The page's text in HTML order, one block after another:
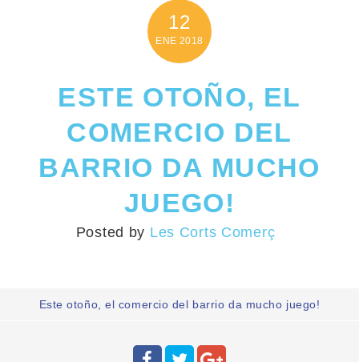
12
ENE 2018
ESTE OTOÑO, EL
COMERCIO DEL
BARRIO DA MUCHO
JUEGO!
Posted by Les Corts Comerç
Este otoño, el comercio del barrio da mucho juego!